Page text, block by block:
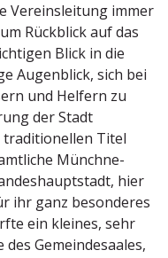
Vereins­leitung immer
Rückblick auf das
Blick in die
Augen­blick, sich bei
und Helfern zu
der Stadt
tradi­tio­nellen Titel
Münch­ne­
hier
ihr ganz beson­deres
ein kleines, sehr
Gemein­de­saales,